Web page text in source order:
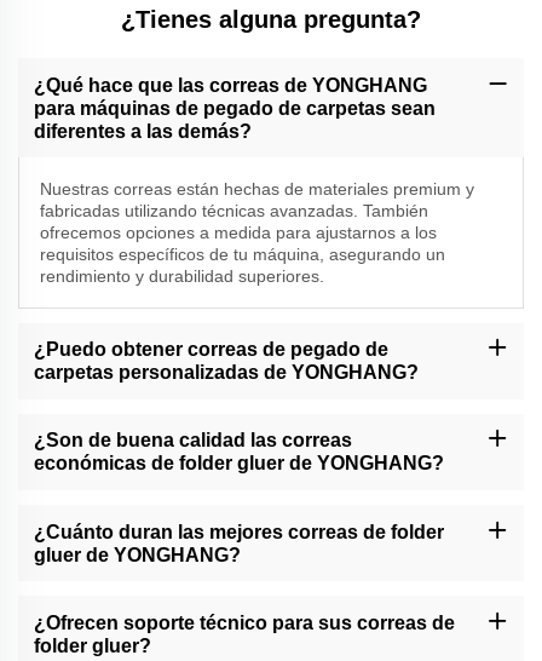
¿Tienes alguna pregunta?
¿Qué hace que las correas de YONGHANG
para máquinas de pegado de carpetas sean
diferentes a las demás?
Nuestras correas están hechas de materiales premium y
fabricadas utilizando técnicas avanzadas. También
ofrecemos opciones a medida para ajustarnos a los
requisitos específicos de tu máquina, asegurando un
rendimiento y durabilidad superiores.
¿Puedo obtener correas de pegado de
carpetas personalizadas de YONGHANG?
carpetas. Nuestro equipo trabajará contigo para entender tus
necesidades y crear correas que estén adaptadas a tus
especificaciones exactas.
¿Son de buena calidad las correas
económicas de folder gluer de YONGHANG?
mantienen estándares de alta calidad. Nos aseguramos de que
todos nuestros productos cumplan o superen los requisitos de la
industria en cuanto a rendimiento y fiabilidad.
¿Cuánto duran las mejores correas de folder
gluer de YONGHANG?
como las condiciones de operación. Sin embargo, nuestros
mejores cinturones para carpetas pegadoras están diseñados
¿Ofrecen soporte técnico para sus correas de
folder gluer?